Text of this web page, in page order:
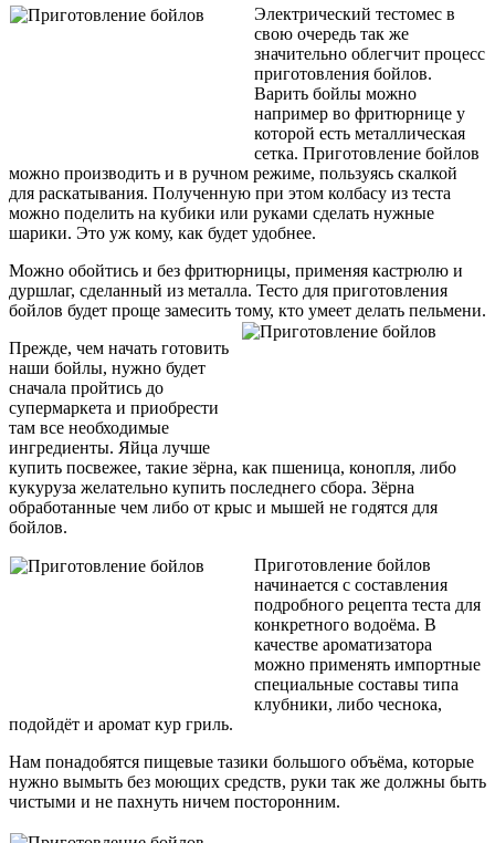
Электрический тестомес в
свою очередь так же
значительно облегчит процесс
приготовления бойлов.
Варить бойлы можно
например во фритюрнице у
которой есть металлическая
сетка. Приготовление бойлов
можно производить и в ручном режиме, пользуясь скалкой
для раскатывания. Полученную при этом колбасу из теста
можно поделить на кубики или руками сделать нужные
шарики. Это уж кому, как будет удобнее.
Можно обойтись и без фритюрницы, применяя кастрюлю и
дуршлаг, сделанный из металла. Тесто для приготовления
бойлов будет проще замесить тому, кто умеет делать пельмени.
Прежде, чем начать готовить
наши бойлы, нужно будет
сначала пройтись до
супермаркета и приобрести
там все необходимые
ингредиенты. Яйца лучше
купить посвежее, такие зёрна, как пшеница, конопля, либо
кукуруза желательно купить последнего сбора. Зёрна
обработанные чем либо от крыс и мышей не годятся для
бойлов.
Приготовление бойлов
начинается с составления
подробного рецепта теста для
конкретного водоёма. В
качестве ароматизатора
можно применять импортные
специальные составы типа
клубники, либо чеснока,
подойдёт и аромат кур гриль.
Нам понадобятся пищевые тазики большого объёма, которые
нужно вымыть без моющих средств, руки так же должны быть
чистыми и не пахнуть ничем посторонним.